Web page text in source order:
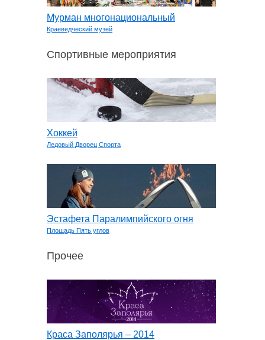
Мурман многонациональный
Краеведческий музей
Спортивные мероприятия
Хоккей
Ледовый Дворец Спорта
Эстафета Паралимпийского огня
Площадь Пять углов
Прочее
Краса Заполярья – 2014